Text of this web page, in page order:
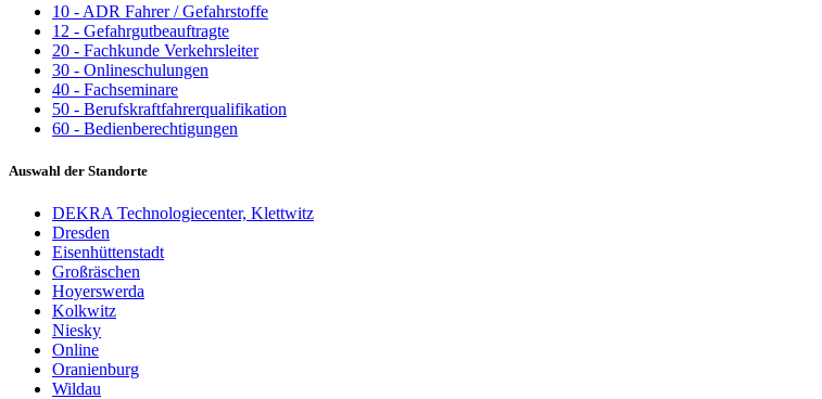
10 - ADR Fahrer / Gefahrstoffe
12 - Gefahrgutbeauftragte
20 - Fachkunde Verkehrsleiter
30 - Onlineschulungen
40 - Fachseminare
50 - Berufskraftfahrerqualifikation
60 - Bedienberechtigungen
Auswahl der Standorte
DEKRA Technologiecenter, Klettwitz
Dresden
Eisenhüttenstadt
Großräschen
Hoyerswerda
Kolkwitz
Niesky
Online
Oranienburg
Wildau